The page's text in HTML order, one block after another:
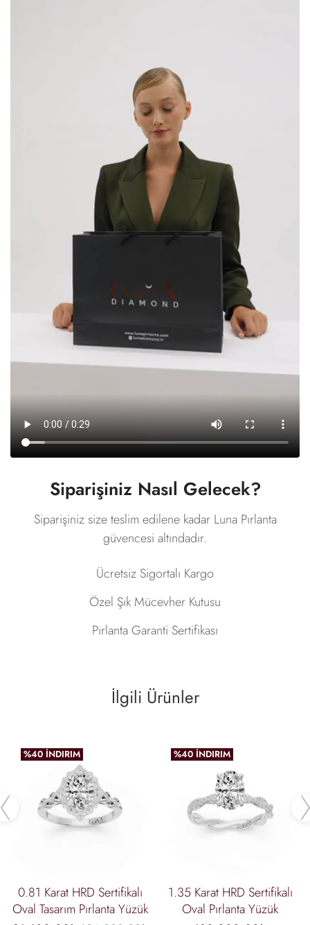
Siparişiniz Nasıl Gelecek?
Siparişiniz size teslim edilene kadar Luna Pırlanta
güvencesi altındadır.
Ücretsiz Sigortalı Kargo
Özel Şık Mücevher Kutusu
Pırlanta Garanti Sertifikası
İlgili Ürünler
Previous
%40 İNDIRIM
0.81 Karat HRD Sertifikalı
Oval Tasarım Pırlanta Yüzük
%40 İNDIRIM
1.35 Karat HRD Sertifikalı
Oval Pırlanta Yüzük